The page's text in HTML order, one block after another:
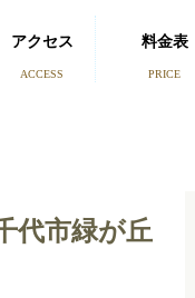
アクセス
ACCESS
料金表
PRICE
代市緑が丘